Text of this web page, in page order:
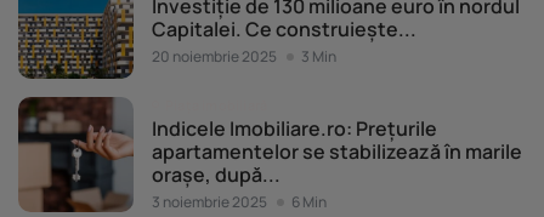
Investiție de 130 milioane euro în nordul
Capitalei. Ce construiește...
20 noiembrie 2025 3 Min
Indicele Imobiliare.ro: Prețurile
apartamentelor se stabilizează în marile
orașe, după...
3 noiembrie 2025 6 Min